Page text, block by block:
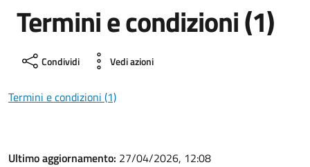
Termini e condizioni (1)
Condividi Vedi azioni
Termini e condizioni (1)
Ultimo aggiornamento: 27/04/2026, 12:08